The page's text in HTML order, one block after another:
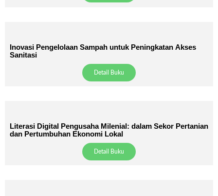
Inovasi Pengelolaan Sampah untuk Peningkatan Akses
Sanitasi
Detail Buku
Literasi Digital Pengusaha Milenial: dalam Sekor Pertanian
dan Pertumbuhan Ekonomi Lokal
Detail Buku